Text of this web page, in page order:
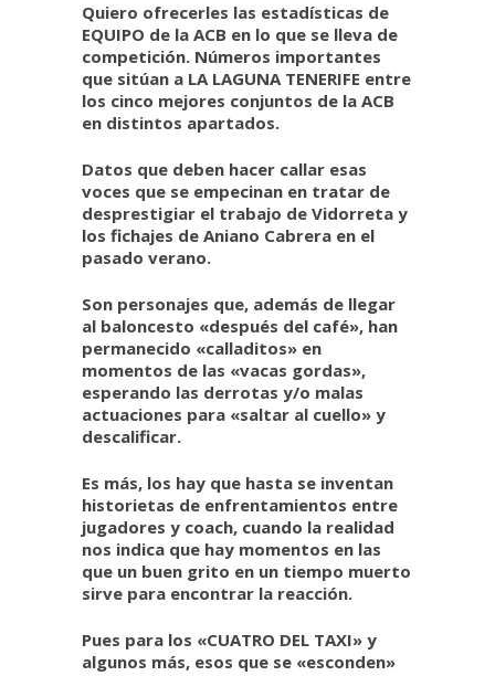
Quiero ofrecerles las estadísticas de
EQUIPO de la ACB en lo que se lleva de
competición. Números importantes
que sitúan a LA LAGUNA TENERIFE entre
los cinco mejores conjuntos de la ACB
en distintos apartados.
Datos que deben hacer callar esas
voces que se empecinan en tratar de
desprestigiar el trabajo de Vidorreta y
los fichajes de Aniano Cabrera en el
pasado verano.
Son personajes que, además de llegar
al baloncesto «después del café», han
permanecido «calladitos» en
momentos de las «vacas gordas»,
esperando las derrotas y/o malas
actuaciones para «saltar al cuello» y
descalificar.
Es más, los hay que hasta se inventan
historietas de enfrentamientos entre
jugadores y coach, cuando la realidad
nos indica que hay momentos en las
que un buen grito en un tiempo muerto
sirve para encontrar la reacción.
Pues para los «CUATRO DEL TAXI» y
algunos más, esos que se «esconden»